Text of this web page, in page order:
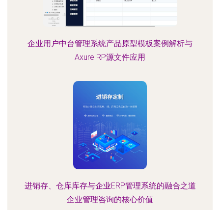
企业用户中台管理系统产品原型模板案例解析与
Axure RP源文件应用
进销存、仓库库存与企业ERP管理系统的融合之道
企业管理咨询的核心价值